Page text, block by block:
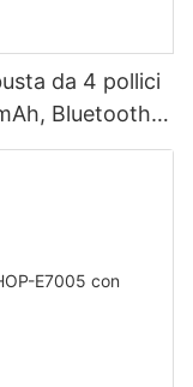
da 4 pollici
Bluetooth,
testina